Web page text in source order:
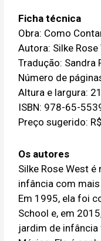
Ficha técnica
Obra: Como
Autora: Silke
Tradução: Sandra
Número de
Altura e largura:
ISBN: 978-65-
Preço sugerido:
Os autores
Silke Rose West
infância com
Em 1995, ela foi
School e, em
jardim de